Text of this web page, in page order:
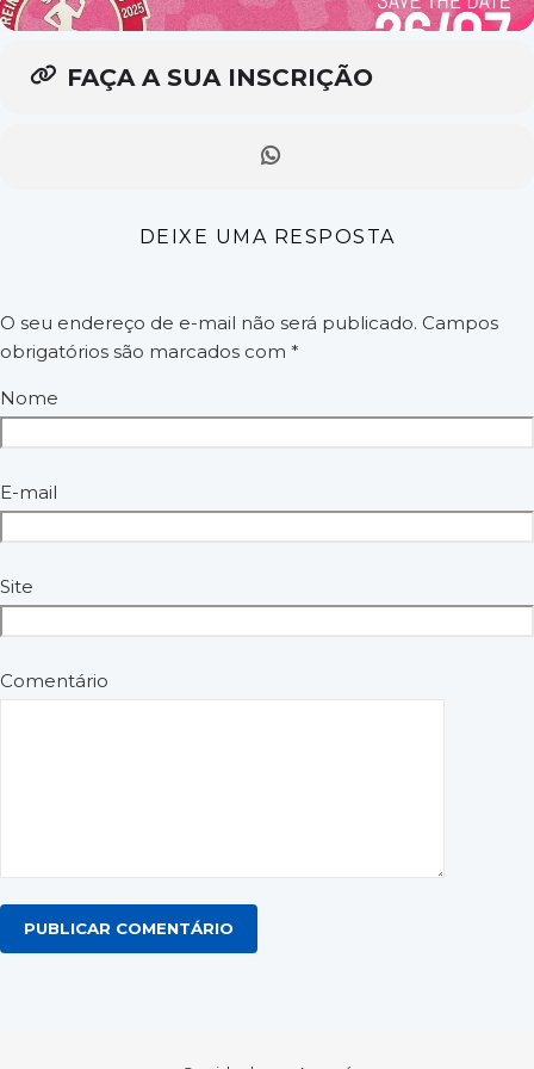
FAÇA A SUA INSCRIÇÃO
DEIXE UMA RESPOSTA
O seu endereço de e-mail não será publicado. Campos
obrigatórios são marcados com *
Nome
E-mail
Site
Comentário